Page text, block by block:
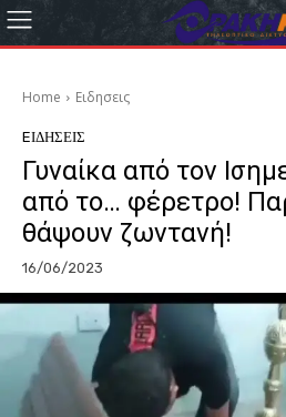
Home Eιδησεις
EΙΔΗΣΕΙΣ
Γυναίκα από τον
από το… φέρετρο!
θάψουν ζωντανή!
16/06/2023